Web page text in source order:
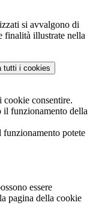
si avvalgono di
finalità illustrate nella
tutti i cookies
cookie consentire.
il funzionamento della
funzionamento potete
essere
pagina della cookie